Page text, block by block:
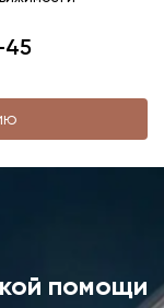
45
помощи